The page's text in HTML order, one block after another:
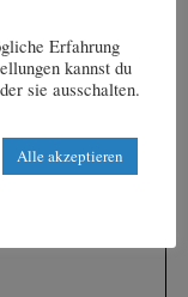
Erfahrung
kannst du
sie ausschalten.
Alle akzeptieren